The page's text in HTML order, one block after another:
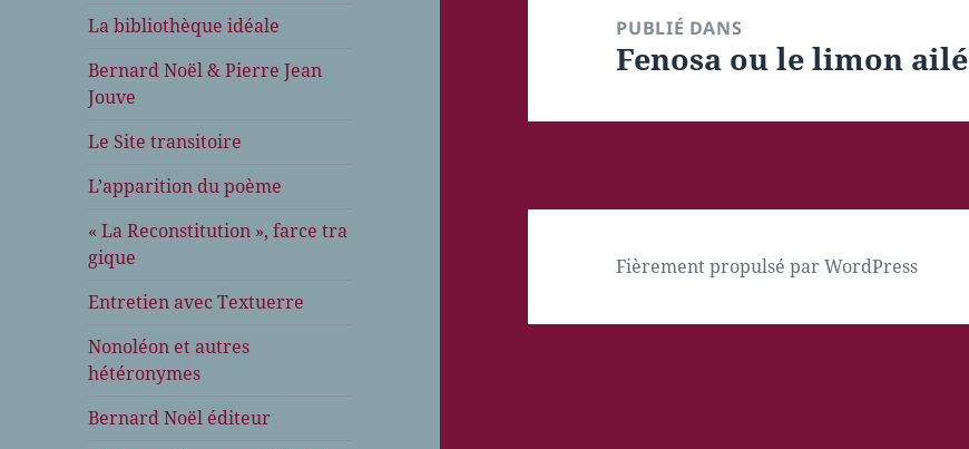
La bibliothèque idéale
Bernard Noël & Pierre Jean
Jouve
Le Site transitoire
L’apparition du poème
« La Reconstitution », farce tra
gique
Entretien avec Textuerre
Nonoléon et autres
hétéronymes
Bernard Noël éditeur
PUBLIÉ DANS
Fenosa ou le limon ailé
Fièrement propulsé par WordPress